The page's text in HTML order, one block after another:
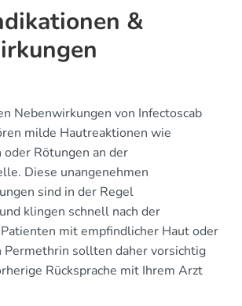
&
Nebenwirkungen von Infectoscab
milde Hautreaktionen wie
oder Rötungen an der
Diese unangenehmen
sind in der Regel
klingen schnell nach der
mit empfindlicher Haut oder
sollten daher vorsichtig
Rücksprache mit Ihrem Arzt